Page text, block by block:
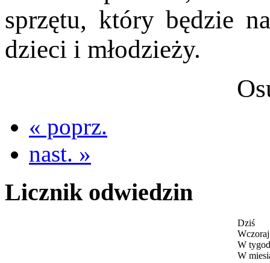
sprzętu, który będzie
dzieci i młodzieży.
Osu
« poprz.
nast. »
Licznik odwiedzin
Dziś
Wczoraj
W
W